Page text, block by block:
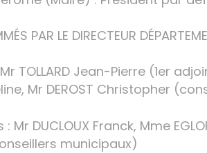
PAR LE DIRECTEUR
TOLLARD Jean-Pierre (1er
Mr DEROST Christopher
Mr DUCLOUX Franck, Mme
municipaux)